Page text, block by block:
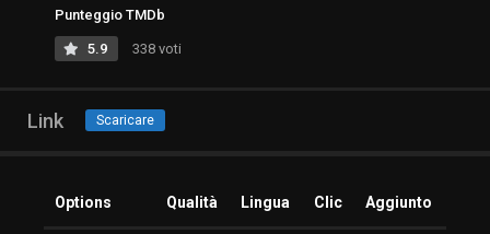
Punteggio TMDb
5.9 338 voti
Link Scaricare
Options Qualità Lingua Clic Aggiunto